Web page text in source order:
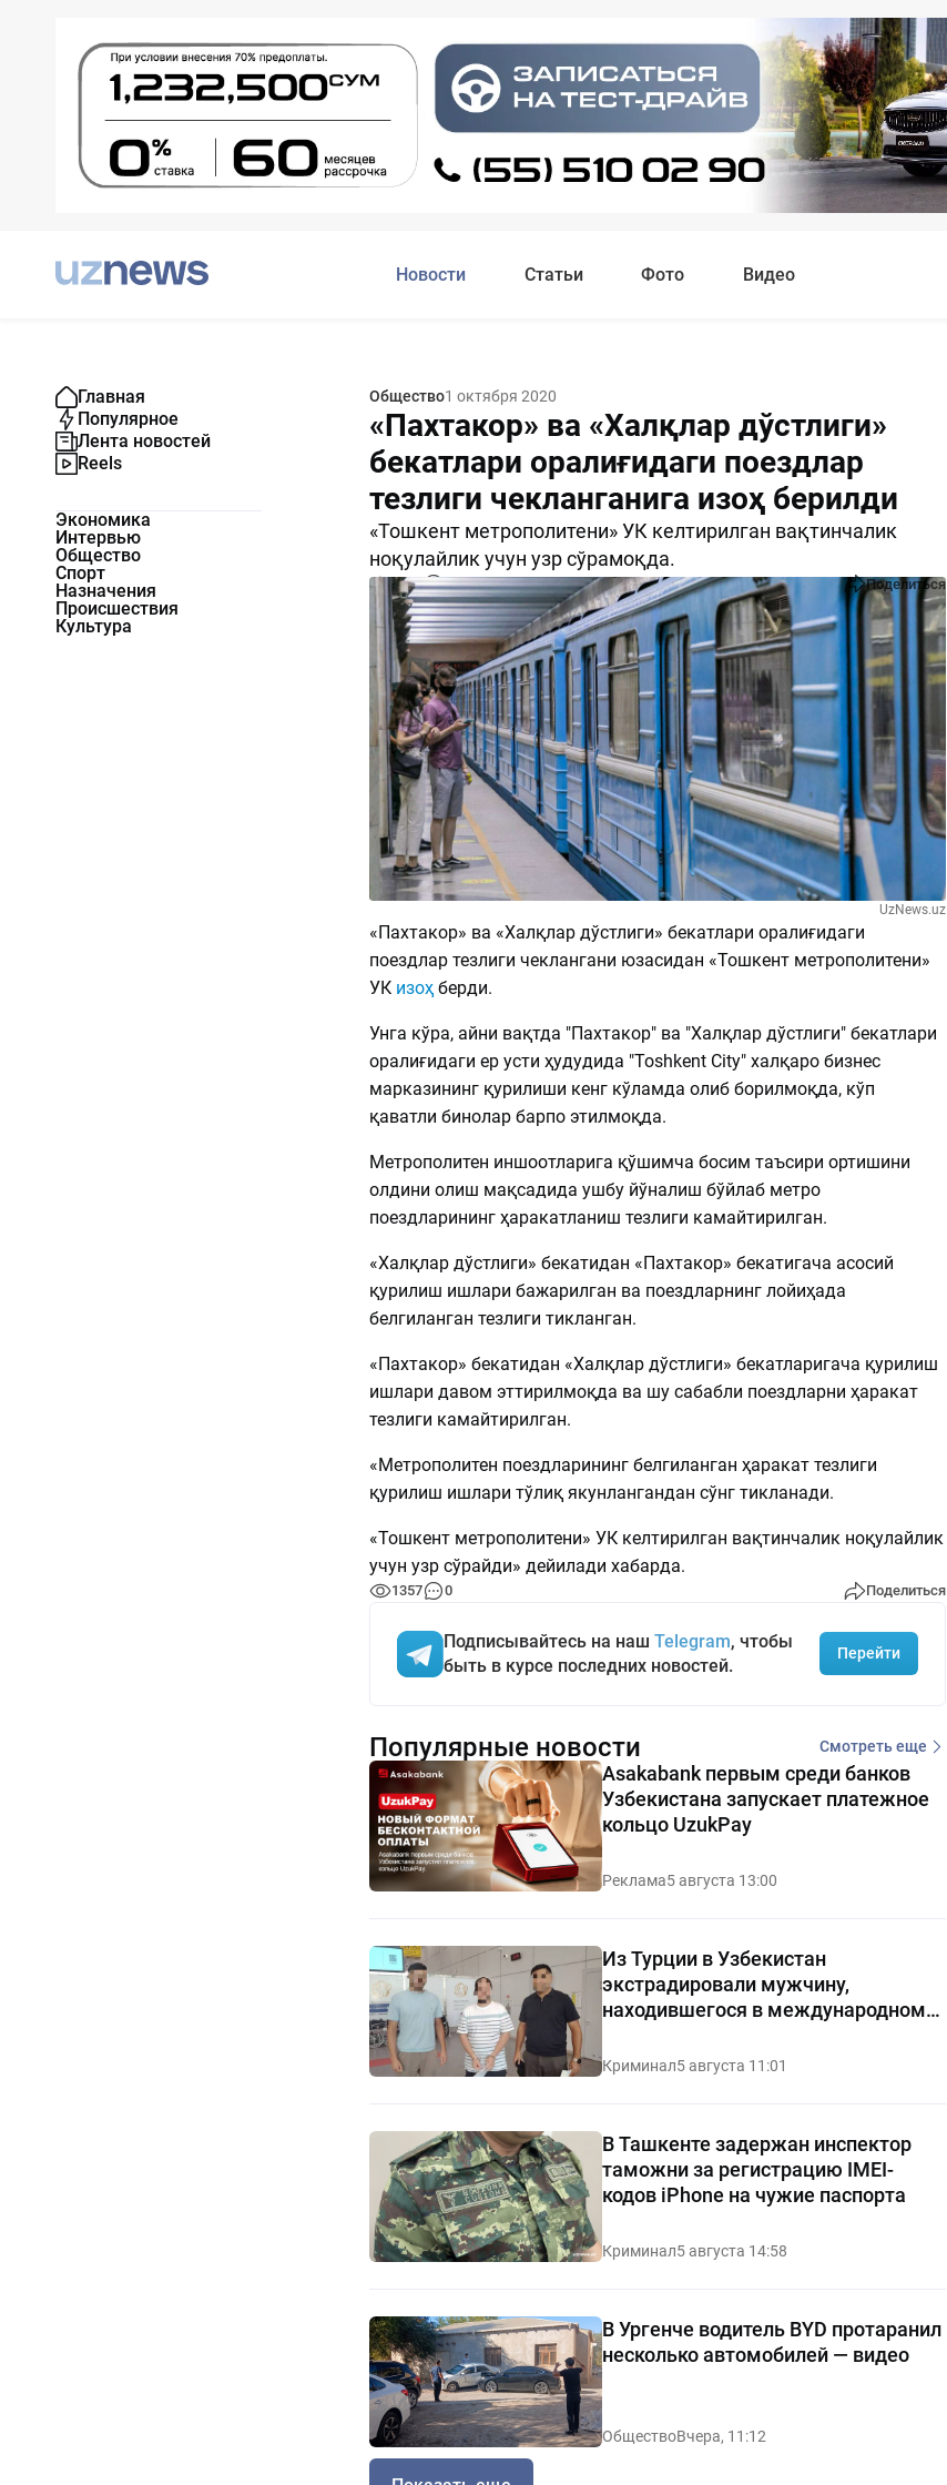
Новости Статьи Фото Видео
Главная
Популярное
Лента новостей
Reels
Экономика
Интервью
Общество
Спорт
Назначения
Происшествия
Культура
Общество1 октября 2020
«Пахтакор» ва «Халқлар дўстлиги»
бекатлари оралиғидаги поездлар
тезлиги чекланганига изоҳ берилди
«Тошкент метрополитени» УК келтирилган вақтинчалик
ноқулайлик учун узр сўрамоқда.
1357 0 Поделиться
UzNews.uz
«Пахтакор» ва «Халқлар дўстлиги» бекатлари оралиғидаги
поездлар тезлиги чеклангани юзасидан «Тошкент метрополитени»
УК изоҳберди.
Унга кўра, айни вақтда "Пахтакор" ва "Халқлар дўстлиги" бекатлари
оралиғидаги ер усти ҳудудида "Toshkent City" халқаро бизнес
марказининг қурилиши кенг кўламда олиб борилмоқда, кўп
қаватли бинолар барпо этилмоқда.
Метрополитен иншоотларига қўшимча босим таъсири ортишини
олдини олиш мақсадида ушбу йўналиш бўйлаб метро
поездларининг ҳаракатланиш тезлиги камайтирилган.
«Халқлар дўстлиги» бекатидан «Пахтакор» бекатигача асосий
қурилиш ишлари бажарилган ва поездларнинг лойиҳада
белгиланган тезлиги тикланган.
«Пахтакор» бекатидан «Халқлар дўстлиги» бекатларигача қурилиш
ишлари давом эттирилмоқда ва шу сабабли поездларни ҳаракат
тезлиги камайтирилган.
«Метрополитен поездларининг белгиланган ҳаракат тезлиги
қурилиш ишлари тўлиқ якунлангандан сўнг тикланади.
«Тошкент метрополитени» УК келтирилган вақтинчалик ноқулайлик
учун узр сўрайди» дейилади хабарда.
1357 0 Поделиться
Подписывайтесь на наш Telegram, чтобы
быть в курсе последних новостей.
Перейти
Популярные новости Смотреть еще
Asakabank первым среди банков
Узбекистана запускает платежное
кольцо UzukPay
Реклама5 августа 13:00
Из Турции в Узбекистан
экстрадировали мужчину,
находившегося в международном
Криминал5 августа 11:01
В Ташкенте задержан инспектор
таможни за регистрацию IMEI-
кодов iPhone на чужие паспорта
Криминал5 августа 14:58
В Ургенче водитель BYD протаранил
несколько автомобилей — видео
ОбществоВчера, 11:12